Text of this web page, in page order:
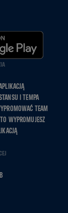
I TEMPA
TEAM
WYPROMUJESZ